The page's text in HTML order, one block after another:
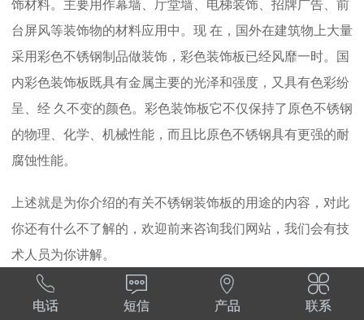
饰材料。主要用作幕墙、厅堂墙、电梯装饰、招牌广告、前
台屏风等装饰物的材料应用中。现 在，国外在建筑物上大量
采用彩色不锈钢制品做装饰，彩色装饰板已经风靡一时。国
内彩色装饰板既具有金属主要的光泽和强度，又具有色彩纷
呈、经 久不变的颜色。彩色装饰板它不仅保持了原色不锈钢
的物理、化学、机械性能，而且比原色不锈钢具有更强的耐
腐蚀性能。
上述就是为你介绍的有关不锈钢装饰板的用途的内容，对此
你还有什么不了解的，欢迎前来咨询我们网站，我们会有技
术人员为你讲解。
上一篇：不锈钢装饰板的特点

电话

短信

产品

联系